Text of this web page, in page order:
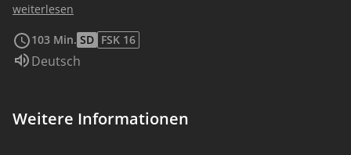
Reiche bestahl. Nachdem er sich mehrfach dem Zugriff
schließlich zu einer langjährigen Haftstrafe verurteilt.
Ohne Aussicht auf Freilassung nahm er sich 1933 das
weiterlesen
103 Min. SD FSK 16
Sprache:
Deutsch
Weitere Informationen